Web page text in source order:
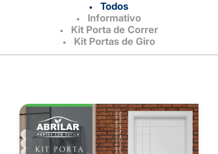
Todos
Informativo
Kit Porta de Correr
Kit Portas de Giro